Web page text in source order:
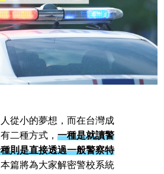
從小的夢想，而在台灣成
二種方式，一種是就讀警
則是直接透過一般警察特
本篇將為大家解密警校系統